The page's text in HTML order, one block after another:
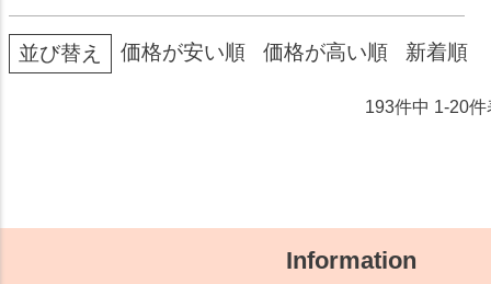
並び替え 価格が安い順 価格が高い順 新着順
193件中 1-20件
Information